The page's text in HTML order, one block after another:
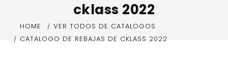
cklass 2022
HOME
VER TODOS DE CATALOGOS
CATALOGO DE REBAJAS DE CKLASS 2022